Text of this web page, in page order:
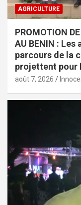
AGRICULTURE
PROMOTION
AU BENIN :
parcours de la
projettent pour
août 7, 2026